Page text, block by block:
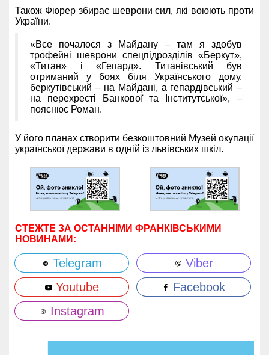
Також Фюрер збирає шеврони сил, які воюють проти
України.
«Все почалося з Майдану – там я здобув
трофейні шеврони спецпідрозділів «Беркут»,
«Титан» і «Гепард». Титанівський був
отриманий у боях біля Українського дому,
беркутівський – на Майдані, а гепардівський –
на перехресті Банкової та Інститутської», –
пояснює Роман.
У його планах створити безкоштовний Музей окупації
української держави в одній із львівських шкіл.
СТЕЖТЕ ЗА ОСТАННІМИ ФРАНКІВСЬКИМИ
НОВИНАМИ:
Telegram
Viber
Youtube
Facebook
Instagram